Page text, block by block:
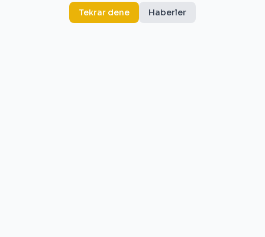
Tekrar dene Haberler